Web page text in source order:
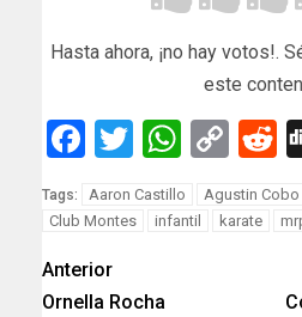
Hasta ahora, ¡no hay votos!.
este
Facebook
Twitter
Link
Tags: Aaron Castillo Agustin Cobo
Club Montes
infantil karate
Anterior
Ornella Rocha